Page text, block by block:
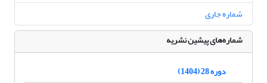
شماره جاری
شماره‌های پیشین نشریه
دوره 28 (1404)